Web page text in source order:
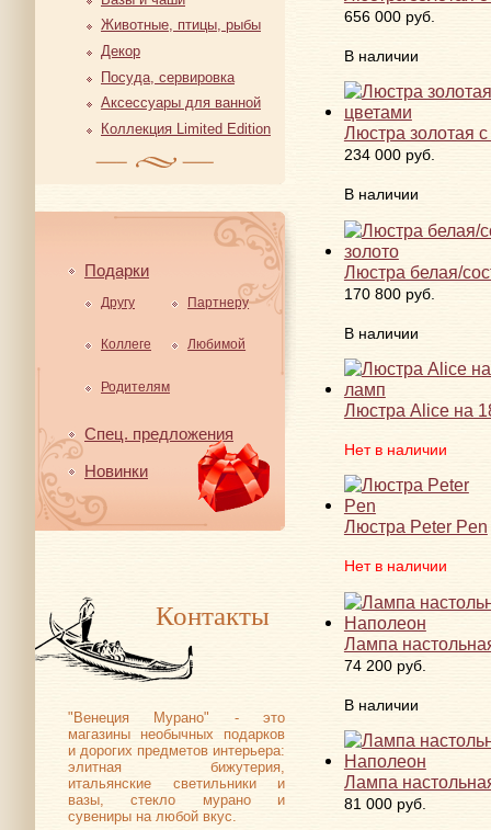
Животные, птицы, рыбы
Декор
Посуда, сервировка
Аксессуары для ванной
Коллекция Limited Edition
Подарки
Другу Партнеру
Коллеге Любимой
Родителям
Спец. предложения
Новинки
Контакты
"Венеция Мурано" - это
магазины необычных подарков
и дорогих предметов интерьера:
элитная бижутерия,
итальянские светильники и
вазы, стекло мурано и
сувениры на любой вкус.
656 000 руб.
В наличии
Люстра золотая
234 000 руб.
В наличии
Люстра белая/
170 800 руб.
В наличии
Люстра Aliсe на
Нет в наличии
Люстра Peter Pen
Нет в наличии
Лампа
74 200 руб.
В наличии
Лампа
81 000 руб.